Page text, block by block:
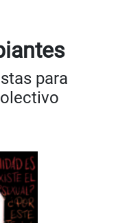
para